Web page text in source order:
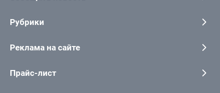
Рубрики
Реклама на сайте
Прайс-лист